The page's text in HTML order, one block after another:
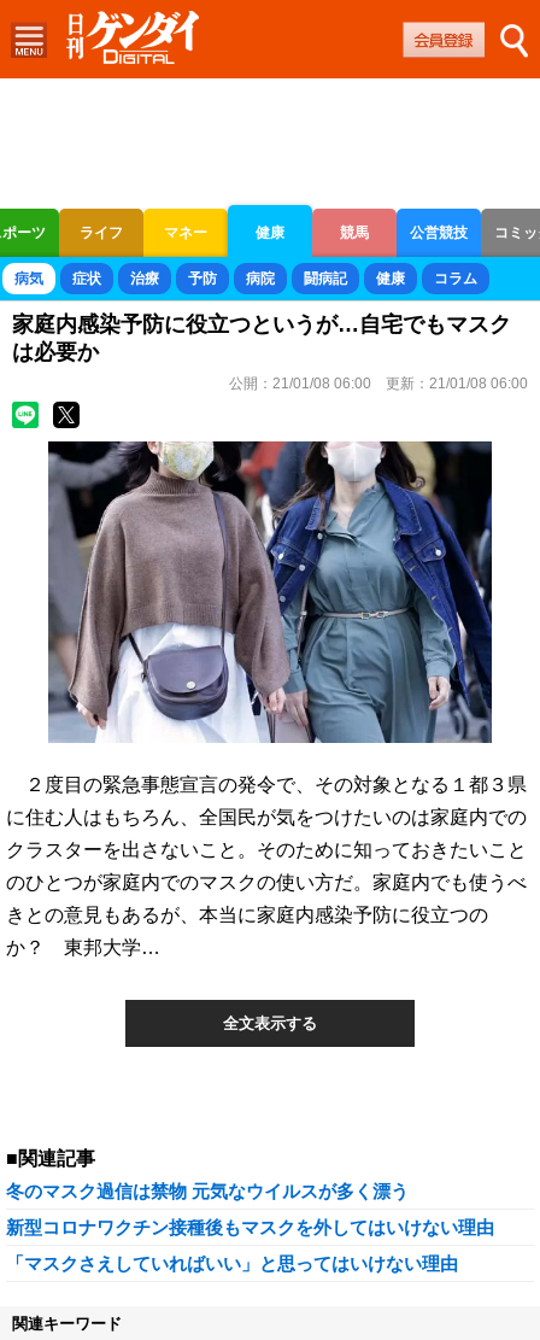
ーツ ライフ マネー 健康 競馬 公営競技 コミ
ボートレース 競輪 オートレース
病気 症状 治療 予防 病院 闘病記 健康 コラム
家庭内感染予防に役立つというが…自宅でもマスク
は必要か
公開： 21/01/08 06:00 更新： 21/01/08 06:00
２度目の緊急事態宣言の発令で、その対象となる１都３県
に住む人はもちろん、全国民が気をつけたいのは家庭内での
クラスターを出さないこと。そのために知っておきたいこと
のひとつが家庭内でのマスクの使い方だ。家庭内でも使うべ
きとの意見もあるが、本当に家庭内感染予防に役立つの
か？ 東邦大学…
全文表示する
■関連記事
冬のマスク過信は禁物 元気なウイルスが多く漂う
新型コロナワクチン接種後もマスクを外してはいけない理由
「マスクさえしていればいい」と思ってはいけない理由
関連キーワード